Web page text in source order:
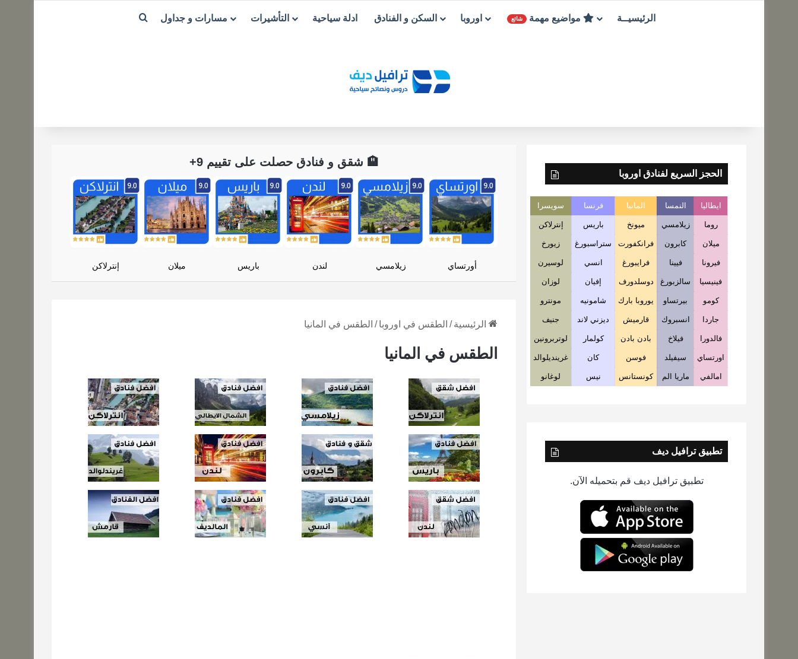
الرئيسيــة مواضيع مهمة شائع اوروبا السكن و الفنادق ادلة سياحية التأشيرات مسارات و جداول بحث عن
🏨 شقق و فنادق حصلت على تقييم 9+
أورتساي زيلامسي لندن باريس ميلان إنترلاكن
الرئيسية / الطقس في اوروبا / الطقس في المانيا
الطقس في المانيا
الحجز السريع لفنادق اوروبا
ايطاليا النمسا المانيا فرنسا سويسرا
روما زيلامسي ميونخ باريس إنترلاكن
ميلان كابرون فرانكفورت ستراسبورغ زيورخ
فيرونا فيينا فرايبورغ انسي لوسيرن
فينيسيا سالزبورغ دوسلدورف إفيان لوزان
كومو بيرتساو يوروبا بارك شامونيه مونترو
جاردا انسبروك قارميش ديزني لاند جنيف
فالدورا فيلاخ بادن بادن كولمار لوتربرونين
اورتساي سيفيلد فوسن كان غرينديلوالد
امالفي ماريا الم كونستانس نيس لوغانو
تطبيق ترافيل ديف
تطبيق ترافيل ديف قم بتحميله الآن.